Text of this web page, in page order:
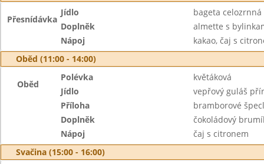
Přesnídávka
Jídlo
bageta celozrnná
Doplněk
almette s
Nápoj
kakao, čaj s
Oběd (11:00 - 14:00)
Oběd
Polévka
květáková
Jídlo
vepřový guláš
Příloha
bramborové
Doplněk
čokoládový
Nápoj
čaj s citronem
Svačina (15:00 - 16:00)